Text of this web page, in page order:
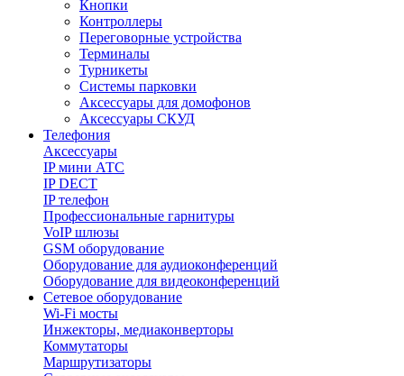
Кнопки
Контроллеры
Переговорные устройства
Терминалы
Турникеты
Системы парковки
Аксессуары для домофонов
Аксессуары СКУД
Телефония
Aксессуары
IP мини АТС
IP DECT
IP телефон
Профессиональные гарнитуры
VoIP шлюзы
GSM оборудование
Оборудование для аудиоконференций
Оборудование для видеоконференций
Сетевое оборудование
Wi-Fi мосты
Инжекторы, медиаконверторы
Коммутаторы
Маршрутизаторы